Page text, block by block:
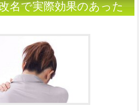
名で実際効果のあった